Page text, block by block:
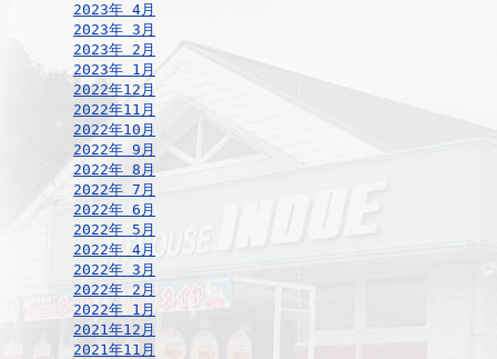
2023年 4月
2023年 3月
2023年 2月
2023年 1月
2022年12月
2022年11月
2022年10月
2022年 9月
2022年 8月
2022年 7月
2022年 6月
2022年 5月
2022年 4月
2022年 3月
2022年 2月
2022年 1月
2021年12月
2021年11月